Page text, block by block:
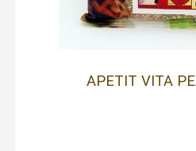
APETIT VITA